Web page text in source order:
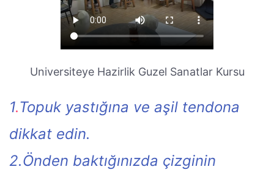
Universiteye Hazirlik Guzel Sanatlar Kursu
1.Topuk yastığına ve aşil tendona
dikkat edin.
2.Önden baktığınızda çizginin